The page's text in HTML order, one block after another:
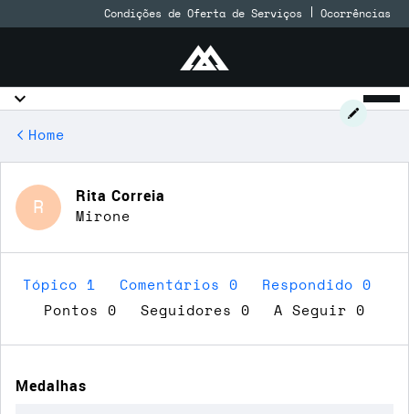
Condições de Oferta de Serviços Ocorrências
Home
R
Rita Correia
Mirone
Tópico 1 Comentários 0
Respondido 0
Pontos 0
Seguidores 0 A Seguir 0
Medalhas